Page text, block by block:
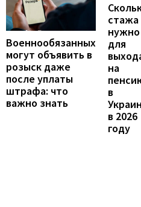
Военнообязанных
могут объявить в
розыск даже
после уплаты
штрафа: что
важно знать
стажа
нужно
для
на
в
в 2026
году